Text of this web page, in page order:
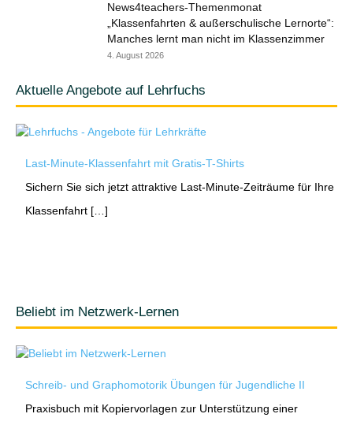
News4teachers-Themenmonat
„Klassenfahrten & außerschulische Lernorte“:
Manches lernt man nicht im Klassenzimmer
4. August 2026
Aktuelle Angebote auf Lehrfuchs
Last-Minute-Klassenfahrt mit Gratis-T-Shirts
Sichern Sie sich jetzt attraktive Last-Minute-Zeiträume für Ihre
Klassenfahrt […]
Beliebt im Netzwerk-Lernen
Schreib- und Graphomotorik Übungen für Jugendliche II
Praxisbuch mit Kopiervorlagen zur Unterstützung einer